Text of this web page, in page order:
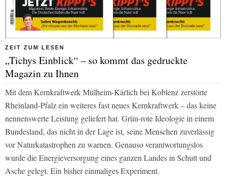
ZEIT ZUM LESEN
„Tichys Einblick“ – so kommt das gedruckte
Magazin zu Ihnen
Mit dem Kernkraftwerk Mülheim-Kärlich bei Koblenz zerstörte
Rheinland-Pfalz ein weiteres fast neues Kernkraftwerk – das keine
nennenswerte Leistung geliefert hat. Grün-rote Ideologie in einem
Bundesland, das nicht in der Lage ist, seine Menschen zuverlässig
vor Naturkatastrophen zu warnen. Genauso verantwortungslos
wurde die Energieversorgung eines ganzen Landes in Schutt und
Asche gelegt. Ein bisher einmaliges Experiment.